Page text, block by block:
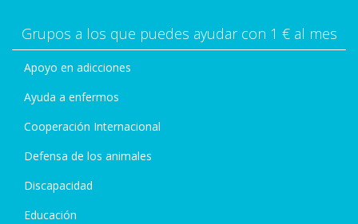
Grupos a los que puedes ayudar con 1 € al mes
Apoyo en adicciones
Ayuda a enfermos
Cooperación Internacional
Defensa de los animales
Discapacidad
Educación